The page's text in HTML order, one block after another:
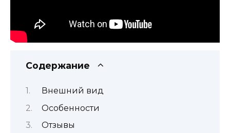
Содержание
Внешний вид
Особенности
Отзывы